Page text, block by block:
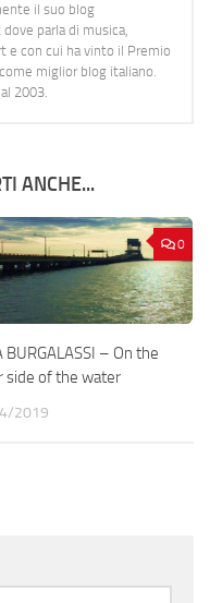
il suo blog
parla di musica,
e con cui ha vinto il Premio
miglior blog italiano.
2003.
ANCHE...
0
BURGALASSI – On the
side of the water
2019